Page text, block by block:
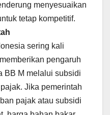
menyesuaikan
tetap kompetitif.
sering kali
pengaruh
BB M melalui subsidi
Jika pemerintah
pajak atau subsidi